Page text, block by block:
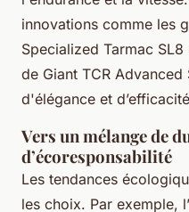
innovations comme les
Specialized Tarmac
de Giant TCR
d'élégance et
Vers un mélange de
d’écoresponsabilité
Les tendances
les choix. Par exemple,